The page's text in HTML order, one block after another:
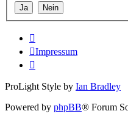
Impressum
ProLight Style by Ian Bradley
Powered by phpBB® Forum